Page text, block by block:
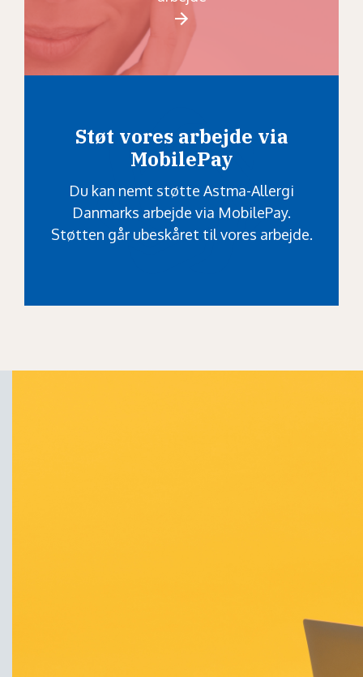
Støt vores arbejde via
MobilePay
Du kan nemt støtte Astma-Allergi
Danmarks arbejde via MobilePay.
Støtten går ubeskåret til vores arbejde.